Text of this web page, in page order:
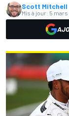
Scott Mitchell
Mis à jour: 5 mars